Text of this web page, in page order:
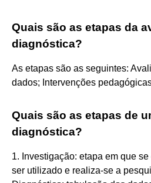
Quais são as etapas da
diagnóstica?
As etapas são as seguintes:
dados; Intervenções
Quais são as etapas de
diagnóstica?
1. Investigação: etapa em que
ser utilizado e realiza-se a